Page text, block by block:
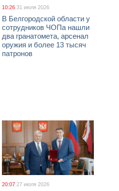
10:26 31 июля 2026
В Белгородской области у
сотрудников ЧОПа нашли
два гранатомета, арсенал
оружия и более 13 тысяч
патронов
20:07 27 июля 2026